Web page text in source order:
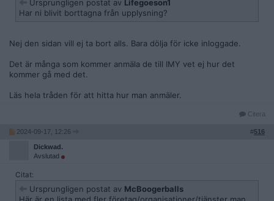
Ursprungligen postat av Lifegoeson1
Har ni blivit borttagna från upplysning?
Nej den sidan vill ej ta bort alls. Bara dölja för icke inloggade.
Det är många som kommer anmäla de till IMY vet ej hur det
kommer gå med det.
Läs hela tråden för att hitta hur man anmäler.
Citera
2024-09-17, 12:26 #516
Dickwad.
Avslutad
Citat:
Ursprungligen postat av McBoogerballs